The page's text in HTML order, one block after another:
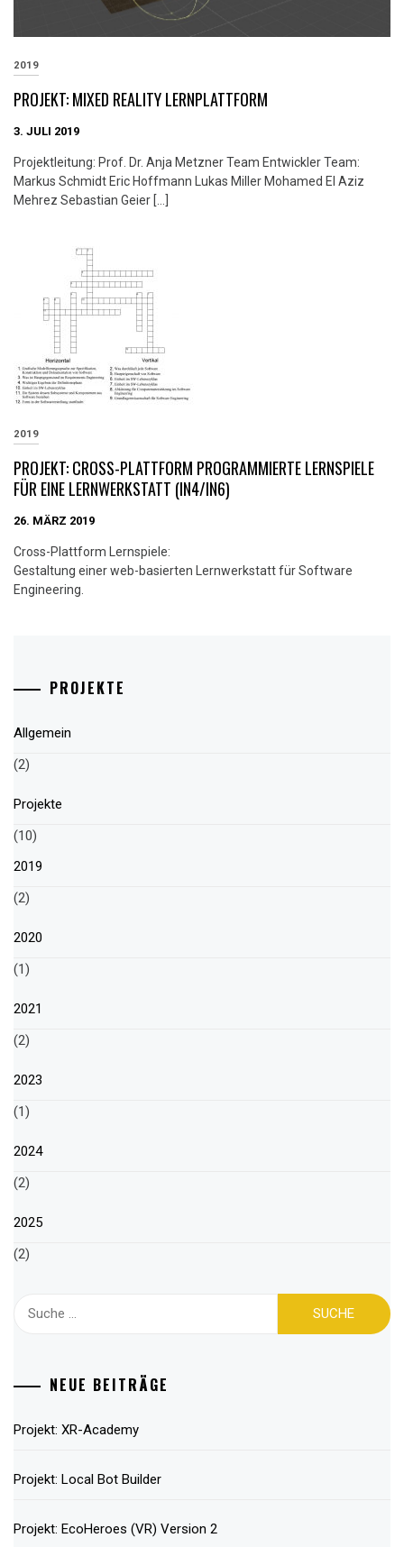
2019
PROJEKT: MIXED REALITY LERNPLATTFORM
3. JULI 2019
Projektleitung: Prof. Dr. Anja Metzner Team Entwickler Team:
Markus Schmidt Eric Hoffmann Lukas Miller Mohamed El Aziz
Mehrez Sebastian Geier […]
2019
PROJEKT: CROSS-PLATTFORM PROGRAMMIERTE LERNSPIELE
FÜR EINE LERNWERKSTATT (IN4/IN6)
26. MÄRZ 2019
Cross-Plattform Lernspiele:
Gestaltung einer web-basierten Lernwerkstatt für Software
Engineering.
PROJEKTE
Allgemein
(2)
Projekte
(10)
2019
(2)
2020
(1)
2021
(2)
2023
(1)
2024
(2)
2025
(2)
Suche
NEUE BEITRÄGE
Projekt: XR-Academy
Projekt: Local Bot Builder
Projekt: EcoHeroes (VR) Version 2